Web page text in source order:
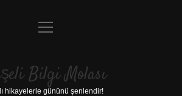
Anasayfa
Yasal Uyarı
menüyü
Bilgi Molası
hikayelerle gününü şenlendir!